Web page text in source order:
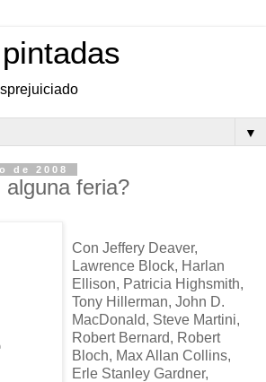
▼
de 2008
feria?
Con Jeffery Deaver,
Lawrence Block, Harlan
Ellison, Patricia Highsmith,
Tony Hillerman, John D.
MacDonald, Steve Martini,
Robert Bernard, Robert
Bloch, Max Allan Collins,
Erle Stanley Gardner,